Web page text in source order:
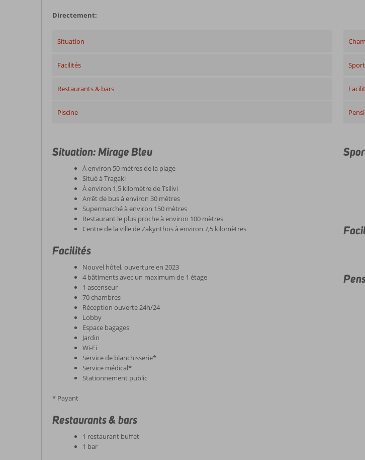
Directement:
Situation
Facilités
Restaurants & bars
Piscine
Situation: Mirage Bleu
À environ 50 mètres de la plage
Situé à Tragaki
À environ 1,5 kilomètre de Tsilivi
Arrêt de bus à environ 30 mètres
Supermarché à environ 150 mètres
Restaurant le plus proche à environ 100 mètres
Centre de la ville de Zakynthos à environ 7,5 kilomètres
Facilités
Nouvel hôtel, ouverture en 2023
4 bâtiments avec un maximum de 1 étage
1 ascenseur
70 chambres
Réception ouverte 24h/24
Lobby
Espace bagages
Jardin
Wi-Fi
Service de blanchisserie*
Service médical*
Stationnement public
* Payant
Restaurants & bars
1 restaurant buffet
1 bar